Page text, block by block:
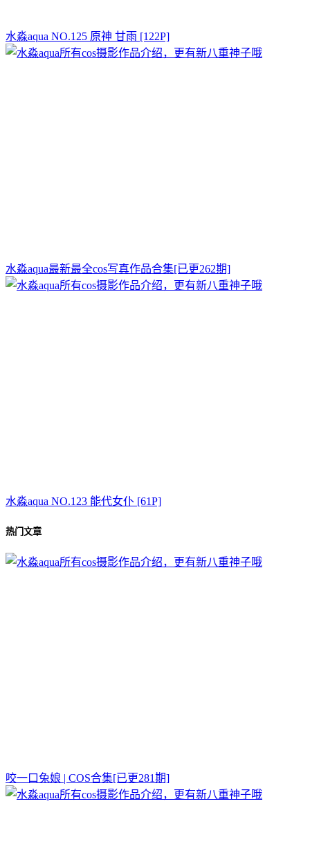
水淼aqua NO.125 原神 甘雨 [122P]
水淼aqua最新最全cos写真作品合集[已更262期]
水淼aqua NO.123 能代女仆 [61P]
热门文章
咬一口兔娘 | COS合集[已更281期]